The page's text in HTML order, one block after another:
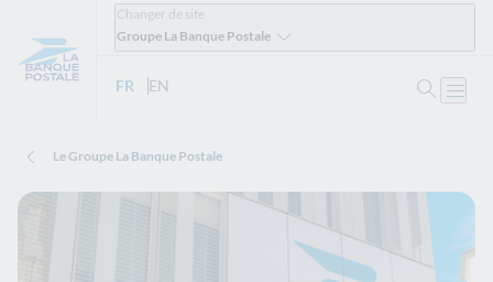
Changer de site
Groupe La Banque Postale
FR - Version française
EN
Le Groupe La Banque Postale